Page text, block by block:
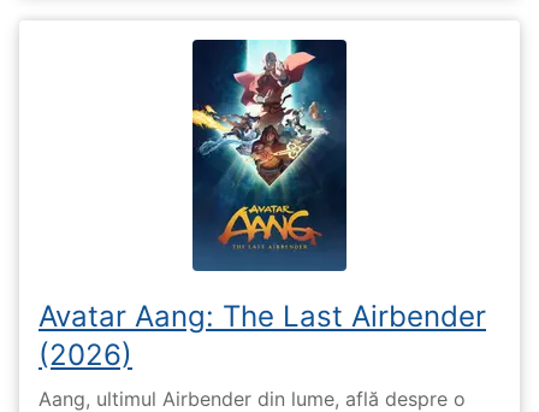
Avatar Aang: The Last Airbender
(2026)
Aang, ultimul Airbender din lume, află despre o